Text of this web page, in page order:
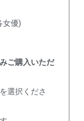
女優)
ご購入いただ
選択くださ